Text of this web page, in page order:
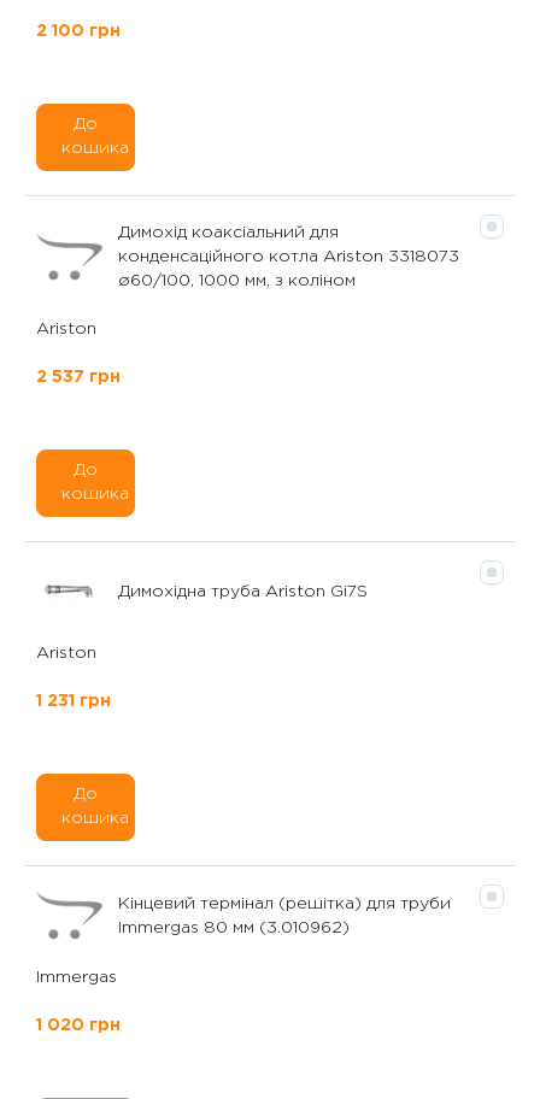
2 100 грн
До
кошика
Димохід коаксіальний для
конденсаційного котла Ariston 3318073
ø60/100, 1000 мм, з коліном
Ariston
2 537 грн
До
кошика
Димохідна труба Ariston Gi7S
Ariston
1 231 грн
До
кошика
Кінцевий термінал (решітка) для труби
Immergas 80 мм (3.010962)
Immergas
1 020 грн